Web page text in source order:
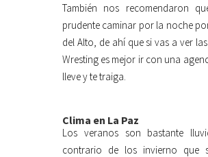
También nos recomendaron
prudente caminar por la noche
del Alto, de ahí que si vas a ver
Wresting es mejor ir con una
lleve y te traiga.
Clima en La Paz
Los veranos son bastante
contrario de los invierno que